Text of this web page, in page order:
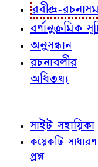
রবীন্দ্র-
বর্ণানুক্রমিক
অনুসন্ধান
রচনাবলীর
অধিতথ্য
সাইট সহায়িকা
কয়েকটি সাধারণ
প্রশ্ন